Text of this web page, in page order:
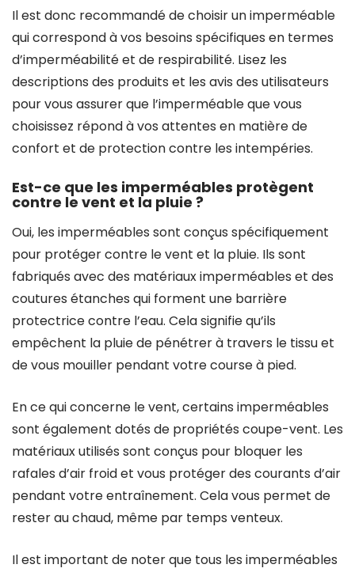
Il est donc recommandé de choisir un imperméable
qui correspond à vos besoins spécifiques en termes
d’imperméabilité et de respirabilité. Lisez les
descriptions des produits et les avis des utilisateurs
pour vous assurer que l’imperméable que vous
choisissez répond à vos attentes en matière de
confort et de protection contre les intempéries.
Est-ce que les imperméables protègent
contre le vent et la pluie ?
Oui, les imperméables sont conçus spécifiquement
pour protéger contre le vent et la pluie. Ils sont
fabriqués avec des matériaux imperméables et des
coutures étanches qui forment une barrière
protectrice contre l’eau. Cela signifie qu’ils
empêchent la pluie de pénétrer à travers le tissu et
de vous mouiller pendant votre course à pied.
En ce qui concerne le vent, certains imperméables
sont également dotés de propriétés coupe-vent. Les
matériaux utilisés sont conçus pour bloquer les
rafales d’air froid et vous protéger des courants d’air
pendant votre entraînement. Cela vous permet de
rester au chaud, même par temps venteux.
Il est important de noter que tous les imperméables